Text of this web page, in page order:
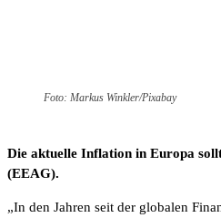
Foto: Markus Winkler/Pixabay
Die aktuelle Inflation in Europa
(EEAG).
„In den Jahren seit der globalen